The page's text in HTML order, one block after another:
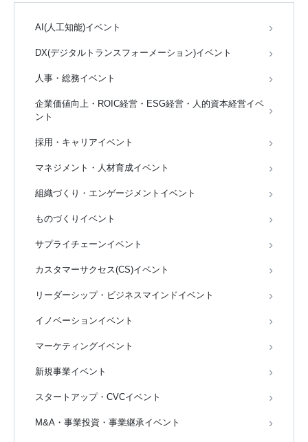
AI(人工知能)イベント
DX(デジタルトランスフォーメーション)イベント
人事・総務イベント
企業価値向上・ROIC経営・ESG経営・人的資本経営イベ
ント
採用・キャリアイベント
マネジメント・人材育成イベント
組織づくり・エンゲージメントイベント
ものづくりイベント
サプライチェーンイベント
カスタマーサクセス(CS)イベント
リーダーシップ・ビジネスマインドイベント
イノベーションイベント
マーケティングイベント
新規事業イベント
スタートアップ・CVCイベント
M&A・事業投資・事業継承イベント